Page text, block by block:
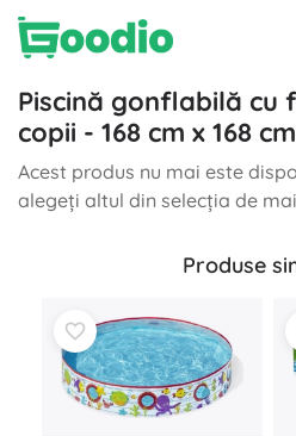
Piscină gonflabilă cu
copii - 168 cm x 168
Acest produs nu mai este
alegeți altul din selecția de
Produse